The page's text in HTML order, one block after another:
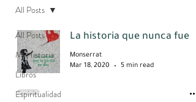
All Posts
Mi Historia
Libros
Espiritualidad
All Posts
La historia que nunca fue
Monserrat
Mar 18, 2020
5 min read